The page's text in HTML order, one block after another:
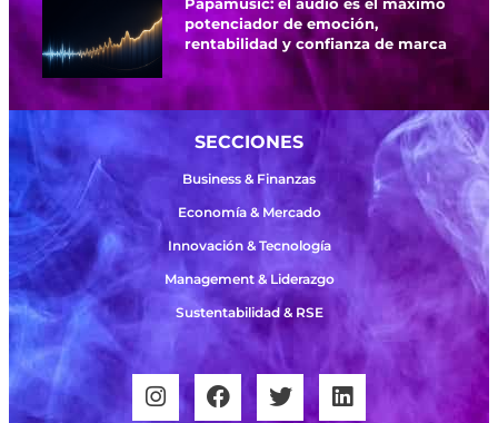
potenciador de emoción,
rentabilidad y confianza de marca
SECCIONES
Business & Finanzas
Economía & Mercado
Innovación & Tecnología
Management & Liderazgo
Sustentabilidad & RSE